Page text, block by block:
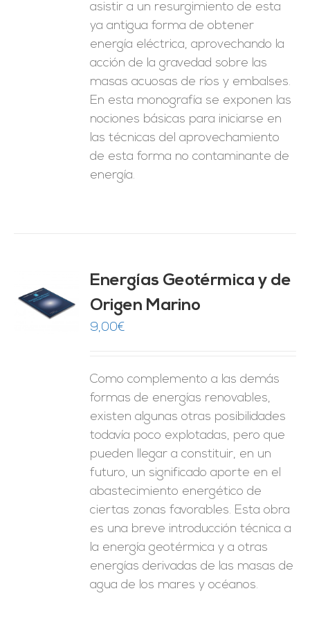
asistir a un resurgimiento de esta
ya antigua forma de obtener
energía eléctrica, aprovechando la
acción de la gravedad sobre las
masas acuosas de ríos y embalses.
En esta monografía se exponen las
nociones básicas para iniciarse en
las técnicas del aprovechamiento
de esta forma no contaminante de
energía.
Energías Geotérmica y de
Origen Marino
9,00€
Como complemento a las demás
formas de energías renovables,
existen algunas otras posibilidades
todavía poco explotadas, pero que
pueden llegar a constituir, en un
futuro, un significado aporte en el
abastecimiento energético de
ciertas zonas favorables. Esta obra
es una breve introducción técnica a
la energía geotérmica y a otras
energías derivadas de las masas de
agua de los mares y océanos.